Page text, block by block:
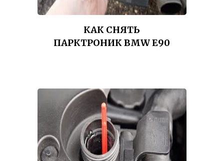
КАК СНЯТЬ
ПАРКТРОНИК BMW E90